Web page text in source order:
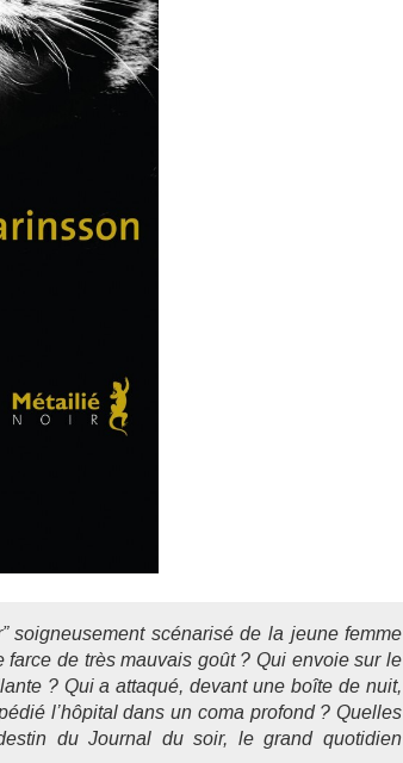
soigneusement scénarisé de la jeune femme
de très mauvais goût ? Qui envoie sur le
? Qui a attaqué, devant une boîte de nuit,
l’hôpital dans un coma profond ? Quelles
duJournal du soir, le grand quotidien